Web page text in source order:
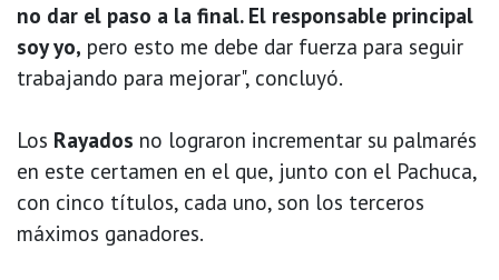
no dar el paso a la final. El responsable principal
soy yo, pero esto me debe dar fuerza para seguir
trabajando para mejorar", concluyó.
Los Rayados no lograron incrementar su palmarés
en este certamen en el que, junto con el Pachuca,
con cinco títulos, cada uno, son los terceros
máximos ganadores.